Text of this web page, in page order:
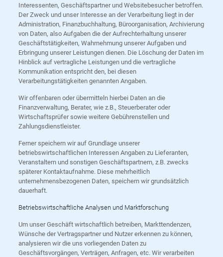
Interessenten, Geschäftspartner und Websitebesucher betroffen.
Der Zweck und unser Interesse an der Verarbeitung liegt in der
Administration, Finanzbuchhaltung, Büroorganisation, Archivierung
von Daten, also Aufgaben die der Aufrechterhaltung unserer
Geschäftstätigkeiten, Wahrnehmung unserer Aufgaben und
Erbringung unserer Leistungen dienen. Die Löschung der Daten im
Hinblick auf vertragliche Leistungen und die vertragliche
Kommunikation entspricht den, bei diesen
Verarbeitungstätigkeiten genannten Angaben.
Wir offenbaren oder übermitteln hierbei Daten an die
Finanzverwaltung, Berater, wie z.B., Steuerberater oder
Wirtschaftsprüfer sowie weitere Gebührenstellen und
Zahlungsdienstleister.
Ferner speichern wir auf Grundlage unserer
betriebswirtschaftlichen Interessen Angaben zu Lieferanten,
Veranstaltern und sonstigen Geschäftspartnern, z.B. zwecks
späterer Kontaktaufnahme. Diese mehrheitlich
unternehmensbezogenen Daten, speichern wir grundsätzlich
dauerhaft.
Betriebswirtschaftliche Analysen und Marktforschung
Um unser Geschäft wirtschaftlich betreiben, Markttendenzen,
Wünsche der Vertragspartner und Nutzer erkennen zu können,
analysieren wir die uns vorliegenden Daten zu
Geschäftsvorgängen, Verträgen, Anfragen, etc. Wir verarbeiten